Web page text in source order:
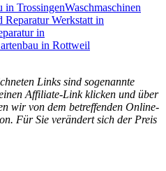
in TrossingenWaschmaschinen
Reparatur Werkstatt in
in
in Rottweil
Links sind sogenannte
Affiliate-Link klicken und über
wir von dem betreffenden Online-
Für Sie verändert sich der Preis